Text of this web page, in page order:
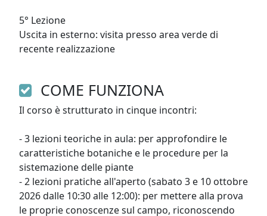
5° Lezione
Uscita in esterno: visita presso area verde di
recente realizzazione
COME FUNZIONA
Il corso è strutturato in cinque incontri:
- 3 lezioni teoriche in aula: per approfondire le
caratteristiche botaniche e le procedure per la
sistemazione delle piante
- 2 lezioni pratiche all'aperto (sabato 3 e 10 ottobre
2026 dalle 10:30 alle 12:00): per mettere alla prova
le proprie conoscenze sul campo, riconoscendo